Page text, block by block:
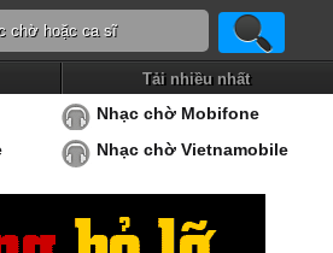
Tải nhiều nhất
Nhạc chờ Mobifone
Nhạc chờ Vietnamobile